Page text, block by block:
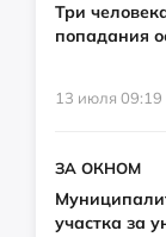
Три
попадания
13 июля 09:19
ЗА ОКНОМ
участка за